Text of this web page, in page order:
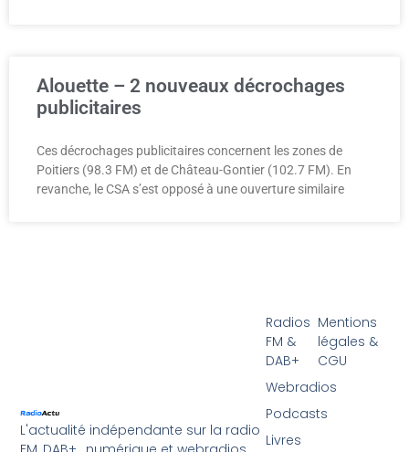
Alouette – 2 nouveaux décrochages
publicitaires
Ces décrochages publicitaires concernent les zones de
Poitiers (98.3 FM) et de Château-Gontier (102.7 FM). En
revanche, le CSA s’est opposé à une ouverture similaire
L'actualité indépendante sur la radio
Radios
FM &
DAB+
Webradios
Podcasts
Livres
Mentions
légales &
CGU